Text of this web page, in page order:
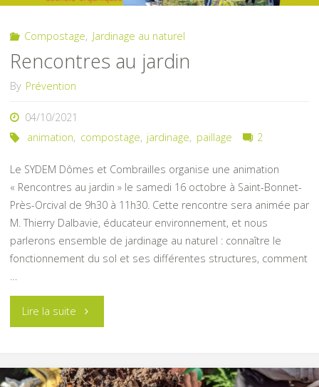
Compostage, Jardinage au naturel
Rencontres au jardin
By Prévention
04/10/2021
animation, compostage, jardinage, paillage 2
Le SYDEM Dômes et Combrailles organise une animation
« Rencontres au jardin » le samedi 16 octobre à Saint-Bonnet-
Près-Orcival de 9h30 à 11h30. Cette rencontre sera animée par
M. Thierry Dalbavie, éducateur environnement, et nous
parlerons ensemble de jardinage au naturel : connaître le
fonctionnement du sol et ses différentes structures, comment
…
Lire la suite"Rencontres
jardin"